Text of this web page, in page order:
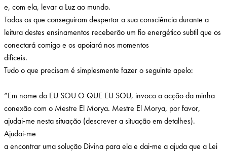
e, com ela, levar a Luz ao mundo.
Todos os que conseguiram despertar a sua consciência durante a
leitura destes ensinamentos receberão um fio energético subtil que os
conectará comigo e os apoiará nos momentos
difíceis.
Tudo o que precisam é simplesmente fazer o seguinte apelo:
“Em nome do EU SOU O QUE EU SOU, invoco a acção da minha
conexão com o Mestre El Morya. Mestre El Morya, por favor,
ajudai‑me nesta situação (descrever a situação em detalhes).
Ajudai‑me
a encontrar uma solução Divina para ela e dai‑me a ajuda que a Lei